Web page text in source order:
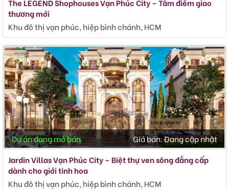
The LEGEND Shophouses Vạn Phúc City – Tâm điểm giao
thương mới
Khu đô thị vạn phúc, hiệp bình chánh, HCM
Dự án đang mở bán Giá bán:Đang cập nhật
Jardin Villas Vạn Phúc City – Biệt thự ven sông đẳng cấp
dành cho giới tinh hoa
Khu đô thị vạn phúc, hiệp bình chánh, HCM